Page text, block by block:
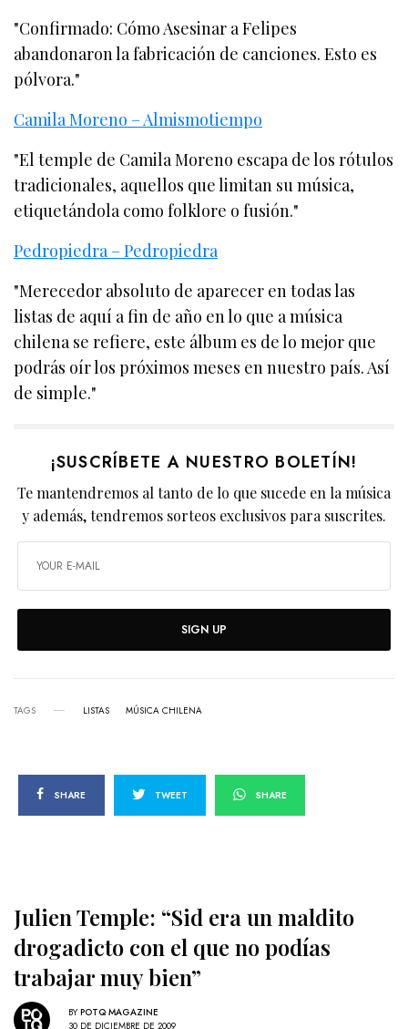
"Confirmado: Cómo Asesinar a Felipes
abandonaron la fabricación de canciones. Esto es
pólvora."
Camila Moreno – Almismotiempo
"El temple de Camila Moreno escapa de los rótulos
tradicionales, aquellos que limitan su música,
etiquetándola como folklore o fusión."
Pedropiedra – Pedropiedra
"Merecedor absoluto de aparecer en todas las
listas de aquí a fin de año en lo que a música
chilena se refiere, este álbum es de lo mejor que
podrás oír los próximos meses en nuestro país. Así
de simple."
¡SUSCRÍBETE A NUESTRO BOLETÍN!
Te mantendremos al tanto de lo que sucede en la música
y además, tendremos sorteos exclusivos para suscrites.
SIGN UP
TAGS LISTAS MÚSICA CHILENA
SHARE TWEET SHARE
Julien Temple: “Sid era un maldito
drogadicto con el que no podías
trabajar muy bien”
BY POTQ MAGAZINE
30 DE DICIEMBRE DE 2009